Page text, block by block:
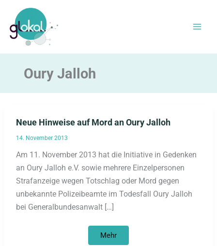
Inhalt
springen
Oury Jalloh
Neue Hinweise auf Mord an Oury Jalloh
14. November 2013
Am 11. November 2013 hat die Initiative in Gedenken
an Oury Jalloh e.V. sowie mehrere Einzelpersonen
Strafanzeige wegen Totschlag oder Mord gegen
unbekannte Polizeibeamte im Todesfall Oury Jalloh
bei Generalbundesanwalt […]
Neue
Mehr